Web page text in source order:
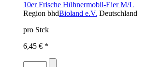
10er Frische Hühnermobil-Eier M/L
Region bhdBioland e.V. Deutschland
pro Stck
6,45 € *